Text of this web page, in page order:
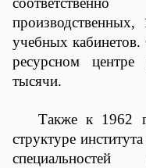
учебных
ресурсном
тысячи.
Также к 1962
структуре